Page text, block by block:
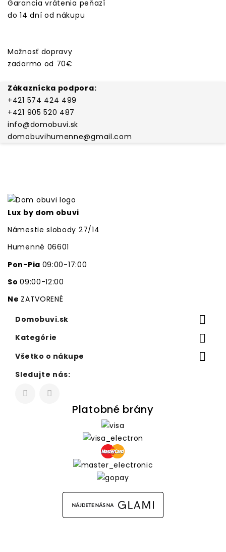
Garancia vrátenia peňazí
do 14 dní od nákupu
Možnosť dopravy
zadarmo od 70€
Zákaznícka podpora:
+421 574 424 499
+421 905 520 487
info@domobuvi.sk
domobuvihumenne@gmail.com
Lux by dom obuvi
Námestie slobody 27/14
Humenné 06601
Pon-Pia 09:00-17:00
So09:00-12:00
Ne ZATVORENÉ
Domobuvi.sk

Kategórie 
Všetko o nákupe 
Sledujte nás:
Platobné brány